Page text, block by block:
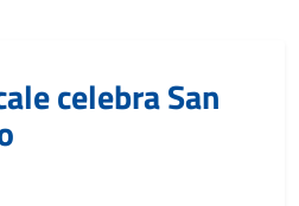
celebra San